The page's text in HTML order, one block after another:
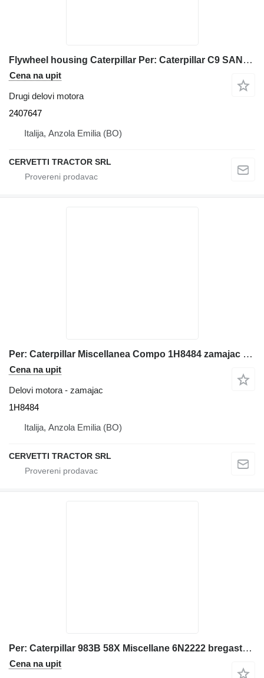
Flywheel housing Caterpillar Per: Caterpillar C9 SAN01020 Miscell 2407647 za građevinske mašine
Cena na upit
Drugi delovi motora
2407647
Italija, Anzola Emilia (BO)
CERVETTI TRACTOR SRL
Per: Caterpillar Miscellanea Compo 1H8484 zamajac za Caterpillar građevinske mašine
Cena na upit
Delovi motora - zamajac
1H8484
Italija, Anzola Emilia (BO)
CERVETTI TRACTOR SRL
Per: Caterpillar 983B 58X Miscellane 6N2222 bregasta osovina za Caterpillar 983B 58X buldožera
Cena na upit